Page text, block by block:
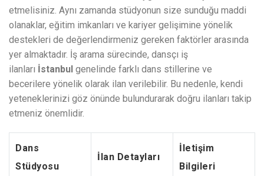
etmelisiniz. Aynı zamanda stüdyonun size sunduğu maddi
olanaklar, eğitim imkanları ve kariyer gelişimine yönelik
destekleri de değerlendirmeniz gereken faktörler arasında
yer almaktadır. İş arama sürecinde, dansçı iş
ilanları İstanbul genelinde farklı dans stillerine ve
becerilere yönelik olarak ilan verilebilir. Bu nedenle, kendi
yeteneklerinizi göz önünde bulundurarak doğru ilanları takip
etmeniz önemlidir.
Dans
Stüdyosu
İlan Detayları
İletişim
Bilgileri